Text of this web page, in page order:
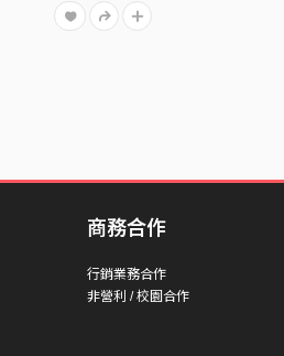
商務合作
行銷業務合作
非營利 / 校園合作